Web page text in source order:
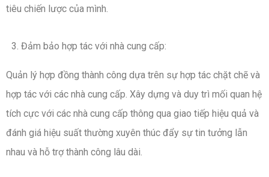
tiêu chiến lược của mình.
Đảm bảo hợp tác với nhà cung cấp:
Quản lý hợp đồng thành công dựa trên sự hợp tác chặt chẽ và
hợp tác với các nhà cung cấp. Xây dựng và duy trì mối quan hệ
tích cực với các nhà cung cấp thông qua giao tiếp hiệu quả và
đánh giá hiệu suất thường xuyên thúc đẩy sự tin tưởng lẫn
nhau và hỗ trợ thành công lâu dài.